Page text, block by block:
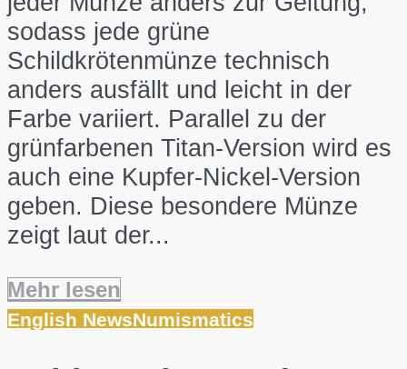
sodass jede grüne
Schildkrötenmünze technisch
anders ausfällt und leicht in der
Farbe variiert. Parallel zu der
grünfarbenen Titan-Version wird es
auch eine Kupfer-Nickel-Version
geben. Diese besondere Münze
zeigt laut der...
Mehr lesen
English NewsNumismatics